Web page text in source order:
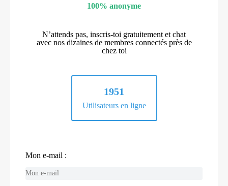
100% anonyme
N’attends pas, inscris-toi gratuitement et chat
avec nos dizaines de membres connectés près de
chez toi
1951
Utilisateurs en ligne
Mon e-mail :